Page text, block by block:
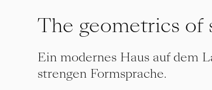
The geometrics of
Ein modernes Haus auf dem
strengen Formsprache.